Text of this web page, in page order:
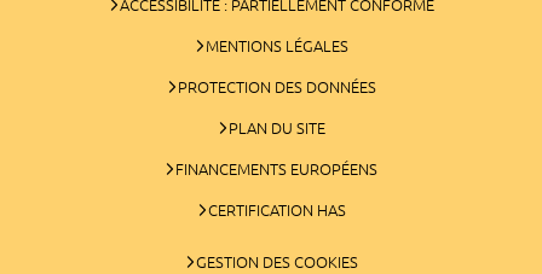
ACCESSIBILITÉ : PARTIELLEMENT CONFORME
MENTIONS LÉGALES
PROTECTION DES DONNÉES
PLAN DU SITE
FINANCEMENTS EUROPÉENS
CERTIFICATION HAS
GESTION DES COOKIES